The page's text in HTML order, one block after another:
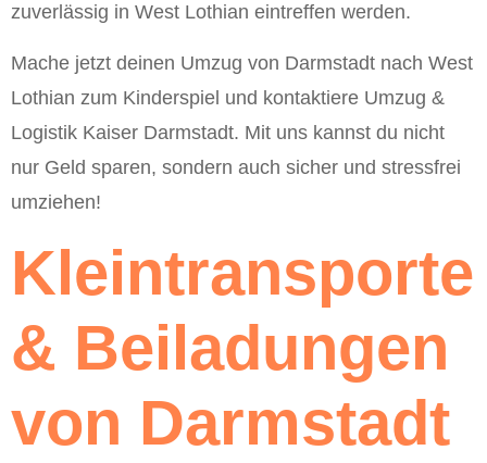
zuverlässig in West Lothian eintreffen werden.
Mache jetzt deinen Umzug von Darmstadt nach West
Lothian zum Kinderspiel und kontaktiere Umzug &
Logistik Kaiser Darmstadt. Mit uns kannst du nicht
nur Geld sparen, sondern auch sicher und stressfrei
umziehen!
Kleintransporte
& Beiladungen
von Darmstadt